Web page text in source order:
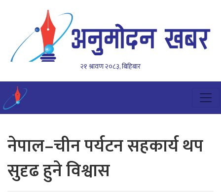
२१ श्रावण २०८३, बिहिबार
नेपाल–चीन पर्यटन सहकार्य थप
सुदृढ हुने विश्वास